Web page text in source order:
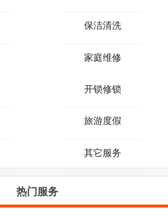
保洁清洗
家庭维修
开锁修锁
旅游度假
其它服务
热门服务